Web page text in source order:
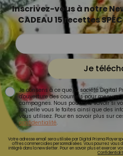
Inscrivez-vous à notre
CADEAU 15 recettes
Je
Je consens à ce que la société Digital
d'ouverture des courriels pour
campagnes. Nous pourrons savoir si
laquelle vous le faites ainsi que des
vous utilisez. Pour en savoir plus sur
confidentialité.
Votre adresse email sera utilisée par Digital Prisma
offres commerciales personnalisées. Vous pourrez vous
intégré dans la newsletter. Pour en savoir plus et exercer